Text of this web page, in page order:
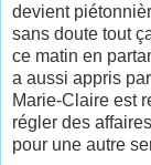
devient
sans doute tout
ce matin en
a aussi appris
Marie-Claire est
régler des
pour une autre